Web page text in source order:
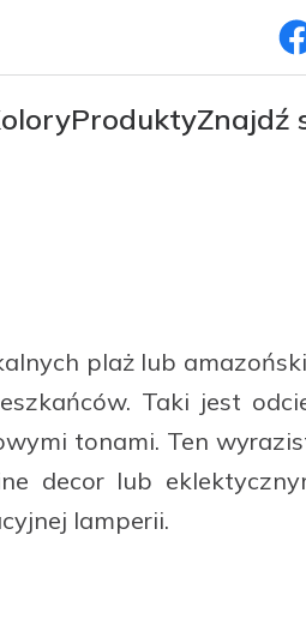
ProduktyZnajdź
plaż lub
Taki jest
tonami. Ten
decor lub
lamperii.